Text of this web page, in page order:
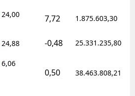
24,00 7,72 1.875.603,30
24,88 -0,48 25.331.235,80
6,06
0,50 38.463.808,21